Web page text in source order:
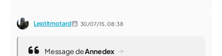
Leptitmotard 30/07/15,08:38
Message deAnnedex